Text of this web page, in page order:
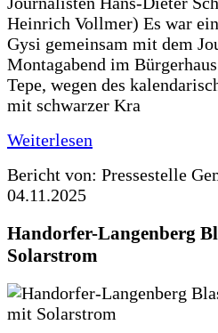
Heinrich Vollmer) Es war
Gysi gemeinsam mit dem
Montagabend im
Tepe, wegen des
mit schwarzer Kra
Weiterlesen
Bericht von: Pressestelle
04.11.2025
Handorfer-Langenberg
Solarstrom